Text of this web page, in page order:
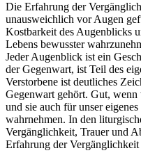
Die Erfahrung der
unausweichlich vor Augen
Kostbarkeit des Augenblicks
Lebens bewusster
Jeder Augenblick ist ein
der Gegenwart, ist Teil des
Verstorbene ist deutliches
Gegenwart gehört. Gut,
und sie auch für unser
wahrnehmen. In den
Vergänglichkeit, Trauer und
Erfahrung der